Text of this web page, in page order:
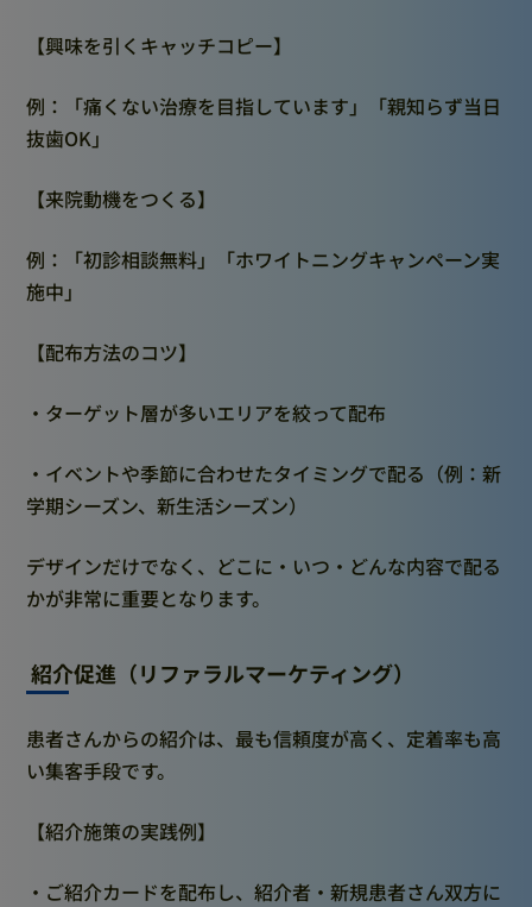
【興味を引くキャッチコピー】
例：「痛くない治療を目指しています」「親知らず当日
抜歯OK」
【来院動機をつくる】
例：「初診相談無料」「ホワイトニングキャンペーン実
施中」
【配布方法のコツ】
・ターゲット層が多いエリアを絞って配布
・イベントや季節に合わせたタイミングで配る（例：新
学期シーズン、新生活シーズン）
デザインだけでなく、どこに・いつ・どんな内容で配る
かが非常に重要となります。
紹介促進（リファラルマーケティング）
患者さんからの紹介は、最も信頼度が高く、定着率も高
い集客手段です。
【紹介施策の実践例】
・ご紹介カードを配布し、紹介者・新規患者さん双方に